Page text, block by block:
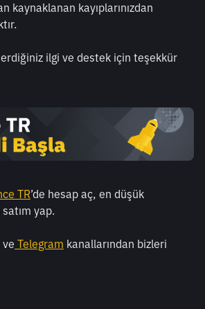
kaynaklanan kayıplarınızdan
ilgi ve destek için teşekkür
TR’de hesap aç, en düşük
yap.
ve Telegram kanallarından bizleri